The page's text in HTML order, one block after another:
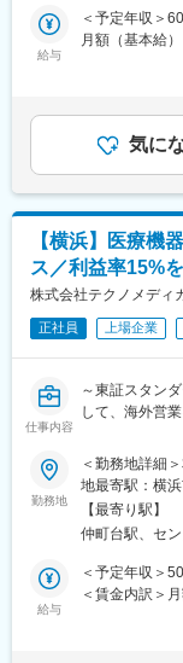
■やりがい：
ソリューショ
強化、ビジネ
の提案経験も
■当社について：
当社は制御分
13社、海外115
スを誇ります
や地方自治体
りやインフラ
変更の範囲：
シェア獲得に
〈具体的には〉
・顧客、代理
※メールやチ
エリア：全世界
※志向性やご経
■同社の製品の
金属検出機、
鉄装置、セキ
※ゲート式金属
に使用。
※金属検出機
※ピンホール検
置。
■企業魅力：
ニッカ電測株
年以上にわた
などの検査機
給与
＜予定年収＞
月額（基本給
安の金額であ
(月額)は固定
気に
【横浜】医療機
ス／利益率15%
株式会社テクノメディ
正社員 上場企業
仕事内容
～東証スタン
して、海外営
■業務内容：
・海外販売店
・社内調整業
・簡単な貿易実
※上記になれて
（病院への提
と実行）
勤務地
＜勤務地詳細
地最寄駅：横
策：屋内全面禁
【最寄り駅】
仲町台駅、セ
給与
＜予定年収＞
＜賃金内訳＞